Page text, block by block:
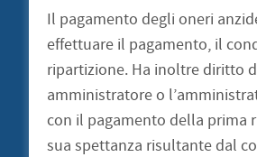
Il pagamento degli oneri
effettuare il pagamento, il
ripartizione. Ha inoltre diritto
amministratore o
con il pagamento della prima
sua spettanza risultante dal